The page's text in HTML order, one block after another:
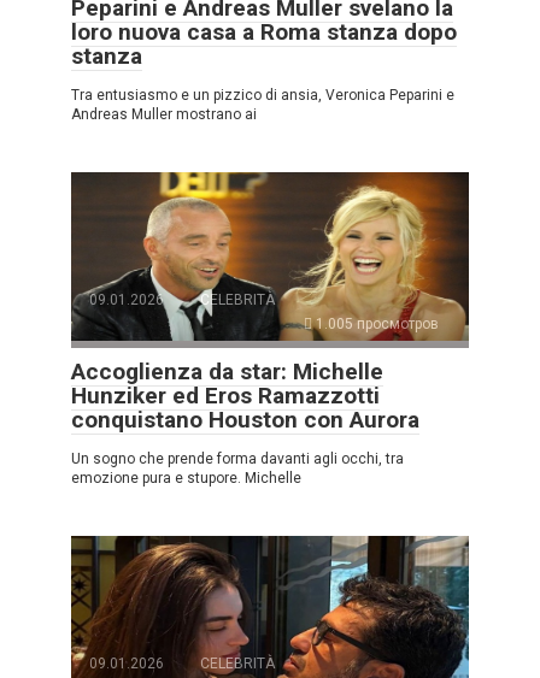
Peparini e Andreas Muller svelano la
loro nuova casa a Roma stanza dopo
stanza
Tra entusiasmo e un pizzico di ansia, Veronica Peparini e
Andreas Muller mostrano ai
09.01.2026
CELEBRITÀ
1.005 просмотров
Accoglienza da star: Michelle
Hunziker ed Eros Ramazzotti
conquistano Houston con Aurora
Un sogno che prende forma davanti agli occhi, tra
emozione pura e stupore. Michelle
09.01.2026
CELEBRITÀ